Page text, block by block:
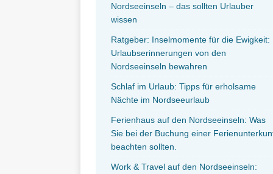
Nordseeinseln – das sollten Urlauber
wissen
Ratgeber: Inselmomente für die Ewigkeit:
Urlaubserinnerungen von den
Nordseeinseln bewahren
Schlaf im Urlaub: Tipps für erholsame
Nächte im Nordseeurlaub
Ferienhaus auf den Nordseeinseln: Was
Sie bei der Buchung einer
beachten sollten.
Work & Travel auf den Nordseeinseln: